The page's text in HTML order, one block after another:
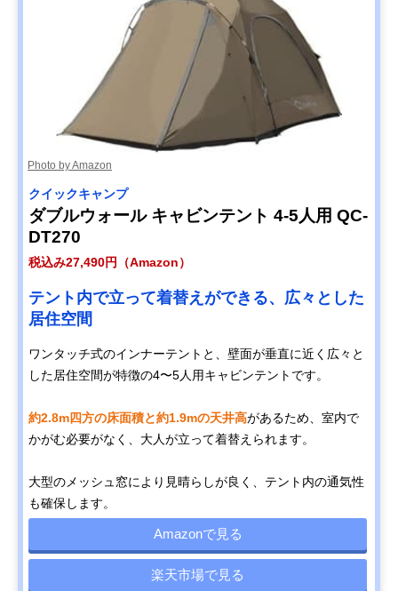
Photo by Amazon
クイックキャンプ
ダブルウォール キャビンテント 4-5人用 QC-
DT270
税込み27,490円（Amazon）
テント内で立って着替えができる、広々とした
居住空間
ワンタッチ式のインナーテントと、壁面が垂直に近く広々と
した居住空間が特徴の4〜5人用キャビンテントです。
約2.8m四方の床面積と約1.9mの天井高があるため、室内で
かがむ必要がなく、大人が立って着替えられます。
大型のメッシュ窓により見晴らしが良く、テント内の通気性
も確保します。
Amazonで見る
楽天市場で見る